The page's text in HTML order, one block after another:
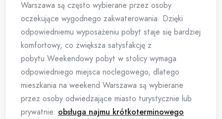
Warszawa są często wybierane przez osoby
oczekujące wygodnego zakwaterowania. Dzięki
odpowiedniemu wyposażeniu pobyt staje się bardziej
komfortowy, co zwiększa satysfakcję z
pobytu.Weekendowy pobyt w stolicy wymaga
odpowiedniego miejsca noclegowego, dlatego
mieszkania na weekend Warszawa są wybierane
przez osoby odwiedzające miasto turystycznie lub
prywatnie. obsługa najmu krótkoterminowego